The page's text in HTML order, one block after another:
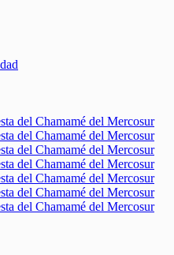
del Chamamé del Mercosur
del Chamamé del Mercosur
del Chamamé del Mercosur
del Chamamé del Mercosur
del Chamamé del Mercosur
del Chamamé del Mercosur
del Chamamé del Mercosur